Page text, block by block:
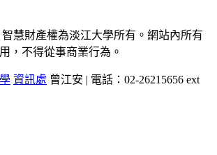
慧財產權為淡江大學所有。網站內所有
，不得從事商業行為。
資訊處 曾江安 | 電話：02-26215656 ext